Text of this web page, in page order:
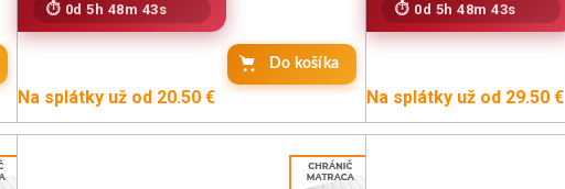
0d 5h 48m 42s
Do košíka
Na splátky už od 20.50 €
0d 5h 48m 42s
Na splátky už od 29.50 €